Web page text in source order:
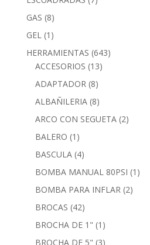
GAS (8)
GEL (1)
HERRAMIENTAS (643)
ACCESORIOS (13)
ADAPTADOR (8)
ALBAÑILERIA (8)
ARCO CON SEGUETA (2)
BALERO (1)
BASCULA (4)
BOMBA MANUAL 80PSI (1)
BOMBA PARA INFLAR (2)
BROCAS (42)
BROCHA DE 1" (1)
BROCHA DE 5" (3)